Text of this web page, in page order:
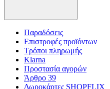
Παραδόσεις
Επιστροφές προϊόντων
Τρόποι πληρωμής
Klarna
Προστασία αγορών
Άρθρο 39
Δωροκάρτες SHOPFLIX